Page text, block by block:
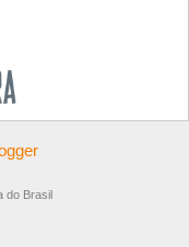
do Brasil